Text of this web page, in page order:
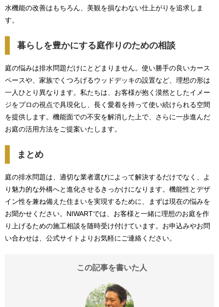
水機能の改善はもちろん、美観を損なわない仕上がりを追求しま
す。
暮らしを豊かにする庭作りのための相談
庭の悩みは排水問題だけにとどまりません。使い勝手の良いカース
ペースや、家族でくつろげるウッドデッキの設置など、理想の形は
一人ひとり異なります。私たちは、お客様が抱く漠然としたイメー
ジをプロの視点で具現化し、長く愛着を持って使い続けられる空間
を提供します。機能面での不安を解消した上で、さらに一歩進んだ
お庭の活用方法をご提案いたします。
まとめ
庭の排水問題は、適切な業者選びによって解決するだけでなく、よ
り魅力的な外構へと進化させるきっかけになります。機能性とデザ
イン性を兼ね備えた住まいを実現するために、まずは現在の悩みを
お聞かせください。NIWARTでは、お客様と一緒に理想のお庭を作
り上げるための施工相談を随時受け付けています。お申込みやお問
い合わせは、公式サイトよりお気軽にご連絡ください。
この記事を書いた人